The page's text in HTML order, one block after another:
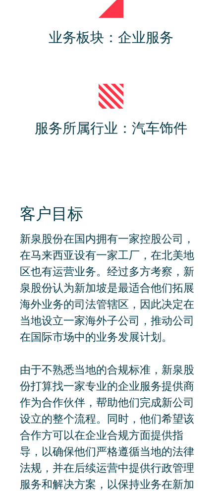
业务板块：企业服务
服务所属行业：汽车饰件
客户目标
新泉股份在国内拥有一家控股公司，
在马来西亚设有一家工厂，在北美地
区也有运营业务。经过多方考察，新
泉股份认为新加坡是最适合他们拓展
海外业务的司法管辖区，因此决定在
当地设立一家海外子公司，推动公司
在国际市场中的业务发展计划。
由于不熟悉当地的合规标准，新泉股
份打算找一家专业的企业服务提供商
作为合作伙伴，帮助他们完成新公司
设立的整个流程。同时，他们希望该
合作方可以在企业合规方面提供指
导，以确保他们严格遵循当地的法律
法规，并在后续运营中提供行政管理
服务和解决方案，以保持业务在新加